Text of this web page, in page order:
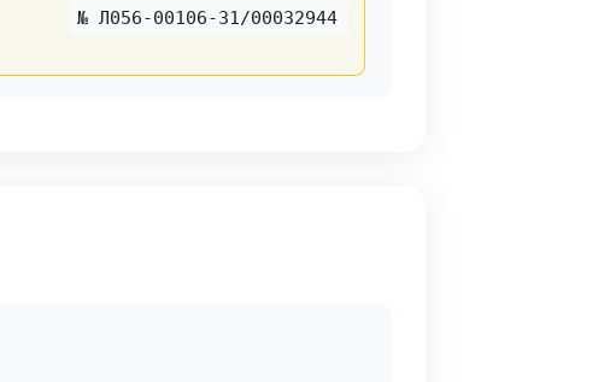
№ Л056-00106-31/00032944